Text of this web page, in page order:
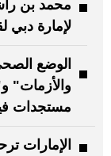
محمد بن
لإمارة
الوضع
والأزمات"
مستجدات
الإمارات